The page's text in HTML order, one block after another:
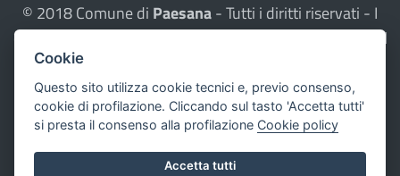
© 2018 Comune di Paesana- Tutti i diritti riservati - I
contenuti del sito, testi e immagini sono di proprietà del
Comune - CMS:
Questo sito utilizza, nella versione per UTENTI CON
DISLESSIA,Biancoenero ®, una font italiana ad Alta
Leggibilità.
Valuta questo sito
Cookie
Questo sito utilizza cookie tecnici e, previo consenso,
cookie di profilazione. Cliccando sul tasto 'Accetta tutti'
si presta il consenso alla profilazione Cookie policy
Accetta tutti